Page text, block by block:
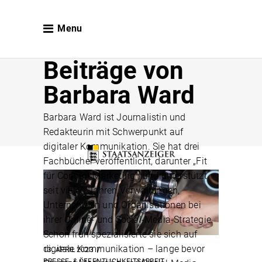
Menu
Beiträge von
Barbara Ward
Barbara Ward ist Journalistin und
Redakteurin mit Schwerpunkt auf
digitaler Kommunikation. Sie hat drei
Fachbücher veröffentlicht, darunter „Fit
für Content Marketing“, und unterstützt
seit vielen Jahren Verwaltungen,
Unternehmen und Organisationen bei
ihrer Online- und Social-Media-Strategie.
Schon früh spezialisierte sie sich auf
digitale Kommunikation – lange bevor
13. APRIL 2023